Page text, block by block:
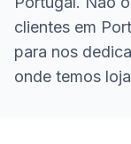
clientes em
para nos
onde temos